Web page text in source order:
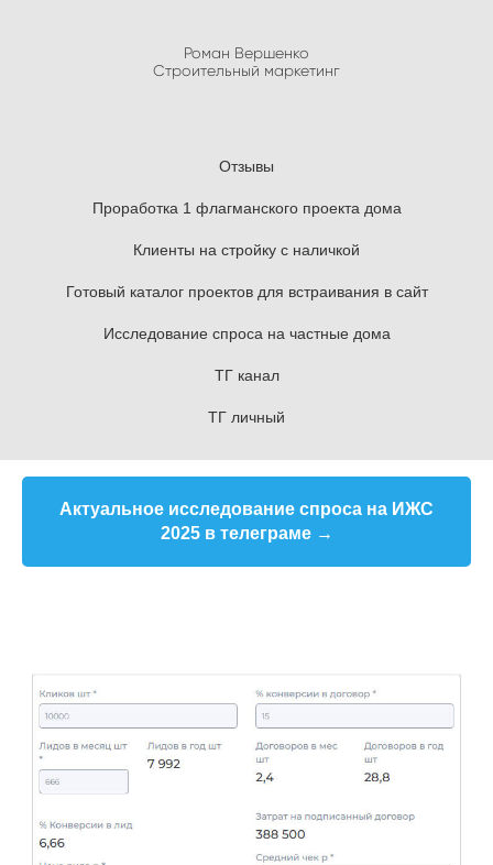
Роман Вершенко
Строительный маркетинг
Отзывы
Проработка 1 флагманского проекта дома
Клиенты на стройку с наличкой
Готовый каталог проектов для встраивания в сайт
Исследование спроса на частные дома
ТГ канал
ТГ личный
Актуальное исследование спроса на ИЖС
2025 в телеграме →